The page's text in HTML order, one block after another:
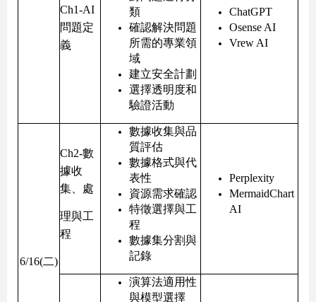
Ch1-AI
問題定
義
類
確認解決問題
所需的專業領
域
建立安全計劃
選擇透明度和
驗證活動
ChatGPT
Osense AI
Vrew AI
6/16(二)
Ch2-數
據收
集、處
理與工
程
數據收集與品
質評估
數據格式與代
表性
資源需求確認
特徵選擇與工
程
數據集分割與
記錄
Perplexity
MermaidChart
AI
演算法適用性
與模型選擇